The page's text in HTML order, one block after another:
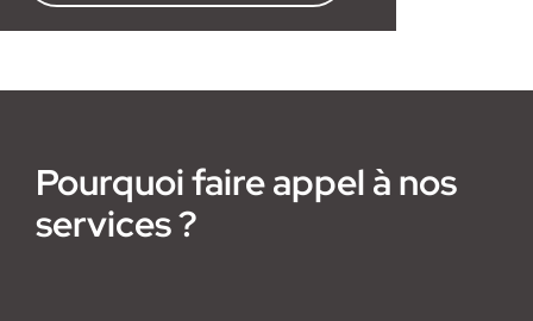
Pourquoi faire appel à nos
services ?